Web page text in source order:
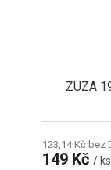
ZUZA
123,14 Kč bez
149 Kč/ ks